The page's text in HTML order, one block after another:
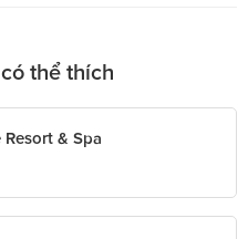
thể thích
& Spa